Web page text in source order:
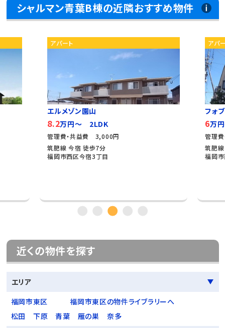
シャルマン青葉B棟の近隣おすすめ物件
アパート
フォブール周船寺
6万円～ 2LDK
管理費・共益費 2,000円
筑肥線 周船寺 徒歩5分
福岡市西区周船寺1丁目
近くの物件を探す
エリア
福岡市東区
福岡市東区の物件ライブラリーへ
松田
下原 青葉 雁の巣
奈多